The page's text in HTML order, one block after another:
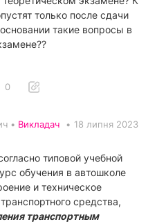
только после сдачи
такие вопросы в
0
• Викладач • 18 липня 2023
типовой учебной
обучения в автошколе
и техническое
средства,
транспортным